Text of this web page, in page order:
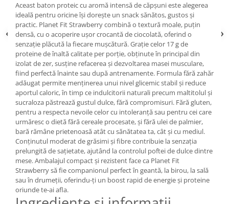
Aceast baton proteic cu aromă intensă de căpșuni este alegerea
ideală pentru oricine își dorește un snack sănătos, gustos și
practic. Planet Fit Strawberry combină o textură moale, puțin
densă, cu o acoperire ușor crocantă de ciocolată, oferind o
senzație plăcută la fiecare mușcătură. Grație celor 17 g de
proteine de înaltă calitate per porție, obținute în principal din
izolat de zer, susține refacerea și dezvoltarea masei musculare,
fiind perfectă înainte sau după antrenamente. Formula fără zahăr
adăugat permite menținerea unui nivel glicemic stabil și reduce
aportul caloric, în timp ce indulcitorii naturali precum maltitolul și
sucraloza păstrează gustul dulce, fără compromisuri. Fără gluten,
pentru a respecta nevoile celor cu intoleranță sau pentru cei care
urmăresc o dietă fără cereale procesate, și fără ulei de palmier,
bară rămâne prietenoasă atât cu sănătatea ta, cât și cu mediul.
Conținutul moderat de grăsimi și fibre contribuie la senzația
prelungită de sațietate, ajutând la controlul poftei de dulce dintre
mese. Ambalajul compact și rezistent face ca Planet Fit
Strawberry să fie companionul perfect în geantă, la birou, la sală
sau în drumeții, oferindu-ți un boost rapid de energie și proteine
oriunde te-ai afla.